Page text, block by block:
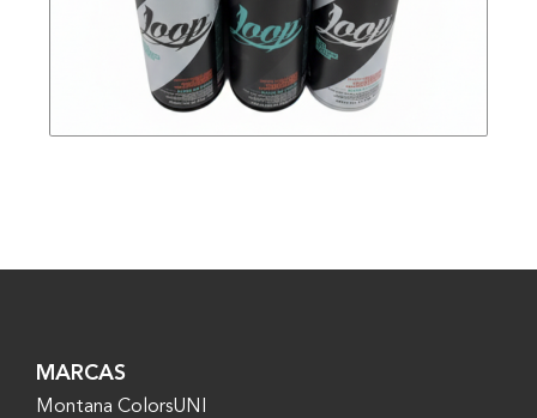
MARCAS
Montana ColorsUNI